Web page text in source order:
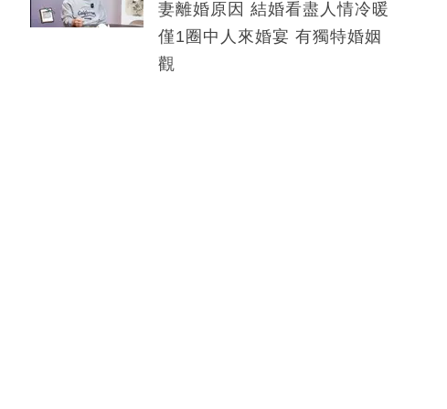
妻離婚原因 結婚看盡人情冷暖
僅1圈中人來婚宴 有獨特婚姻
觀